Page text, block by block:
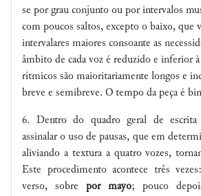
se por grau conjunto ou por intervalos
com poucos saltos, excepto o baixo, que
intervalares maiores consoante as
âmbito de cada voz é reduzido e inferior
rítmicos são maioritariamente longos e
breve e semibreve. O tempo da peça é
6. Dentro do quadro geral de
assinalar o uso de pausas, que em
aliviando a textura a quatro vozes,
Este procedimento acontece três
verso, sobre por mayo; pouco